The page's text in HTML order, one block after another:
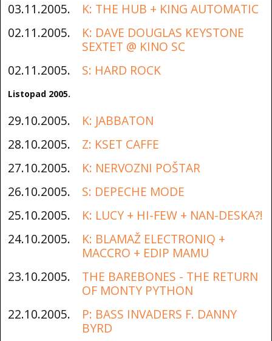
03.11.2005.
K: THE HUB + KING AUTOMATIC
02.11.2005.
K: DAVE DOUGLAS KEYSTONE
SEXTET @ KINO SC
02.11.2005.
S: HARD ROCK
Listopad 2005.
29.10.2005.
K: JABBATON
28.10.2005.
Z: KSET CAFFE
27.10.2005.
K: NERVOZNI POŠTAR
26.10.2005.
S: DEPECHE MODE
25.10.2005.
K: LUCY + HI-FEW + NAN-DESKA?!
24.10.2005.
K: BLAMAŽ ELECTRONIQ +
MACCRO + EDIP MAMU
23.10.2005.
THE BAREBONES - THE RETURN
OF MONTY PYTHON
22.10.2005.
P: BASS INVADERS F. DANNY
BYRD